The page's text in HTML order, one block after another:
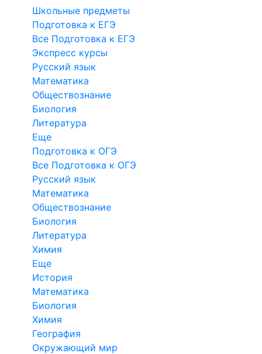
Школьные предметы
Подготовка к ЕГЭ
Все Подготовка к ЕГЭ
Экспресс курсы
Русский язык
Математика
Обществознание
Биология
Литература
Еще
Подготовка к ОГЭ
Все Подготовка к ОГЭ
Русский язык
Математика
Обществознание
Биология
Литература
Химия
Еще
История
Математика
Биология
Химия
География
Окружающий мир